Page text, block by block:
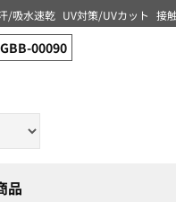
/吸水速乾 UV対策/UVカット 接
00090
品